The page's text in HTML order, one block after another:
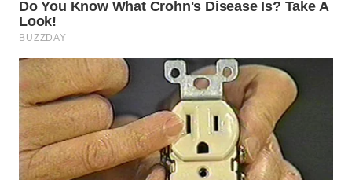
WN
PAKPAK
WN
KARAWANG
WN
BEKASI